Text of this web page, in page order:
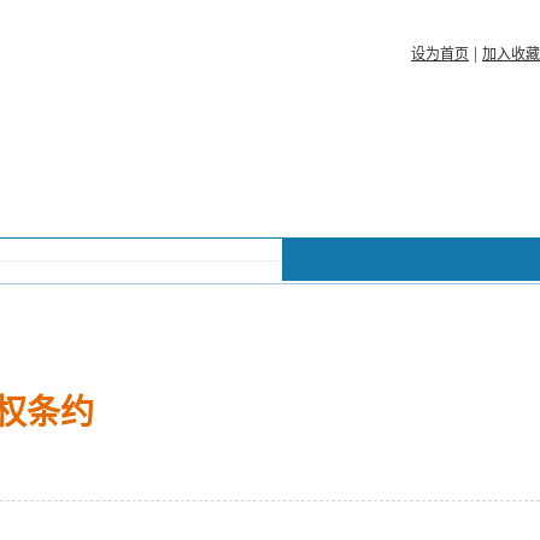
设为首页 加入收藏
条约